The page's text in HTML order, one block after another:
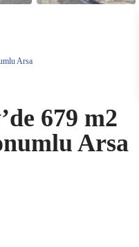
Arsa
679 m2
Arsa